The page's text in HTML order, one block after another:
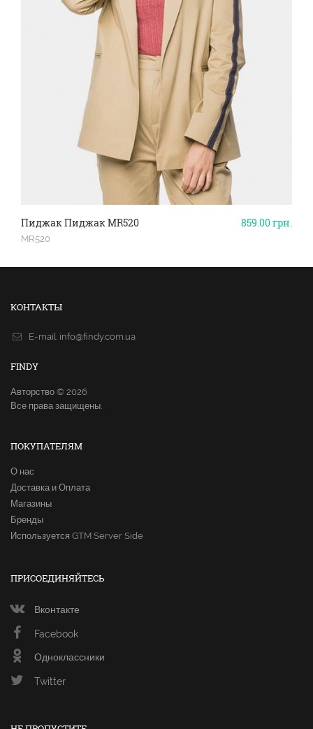
859.00грн.
Пиджак Пиджак MR520
MR520
КОНТАКТЫ
E-mail. info@findy.com.ua
FINDY
Авторство © 2026
Все права защищены.
ПОКУПАТЕЛЯМ
О нас
Доставка и Оплата
Магазины
Бренды
Используется GTM Server Side
ПРИСОЕДИНЯЙТЕСЬ
Вконтакте
Facebook
Одноклассники
Twitter